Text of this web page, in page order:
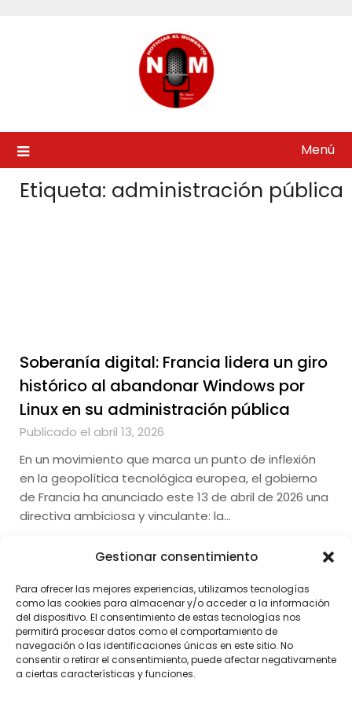
Menú
Etiqueta: administración pública
Soberanía digital: Francia lidera un giro
histórico al abandonar Windows por
Linux en su administración pública
Publicado el abril 13, 2026
En un movimiento que marca un punto de inflexión
en la geopolítica tecnológica europea, el gobierno
de Francia ha anunciado este 13 de abril de 2026 una
directiva ambiciosa y vinculante: la…
Gestionar consentimiento
Para ofrecer las mejores experiencias, utilizamos tecnologías
como las cookies para almacenar y/o acceder a la información
del dispositivo. El consentimiento de estas tecnologías nos
permitirá procesar datos como el comportamiento de
navegación o las identificaciones únicas en este sitio. No
consentir o retirar el consentimiento, puede afectar negativamente
a ciertas características y funciones.